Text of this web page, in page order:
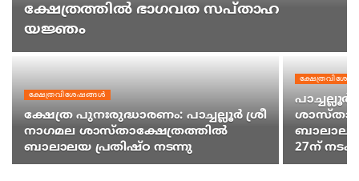
ക്ഷേത്രത്തില്‍ ഭാഗവത സപ്താഹ
യജ്ഞം
ക്ഷേത്രവിശേഷങ്ങള്‍
ക്ഷേത്ര പുനഃരുദ്ധാരണം: പാച്ചല്ലൂര്‍ ശ്രീ
നാഗമല ശാസ്താക്ഷേത്രത്തില്‍
ബാലാലയ പ്രതിഷ്ഠ നടന്നു
പാച്ചല്ലൂര്‍
27ന്